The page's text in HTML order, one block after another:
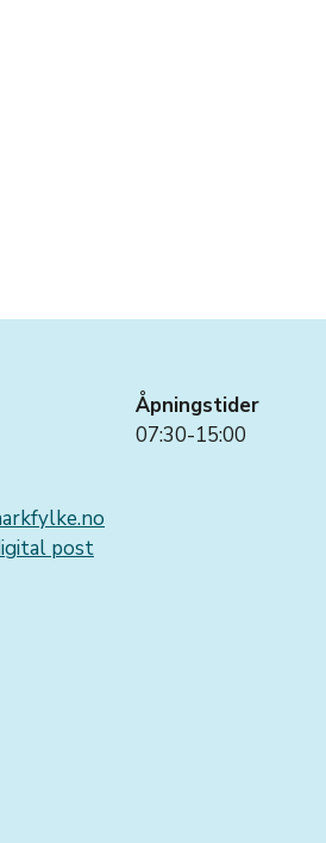
post
Åpningstider
07:30-15:00